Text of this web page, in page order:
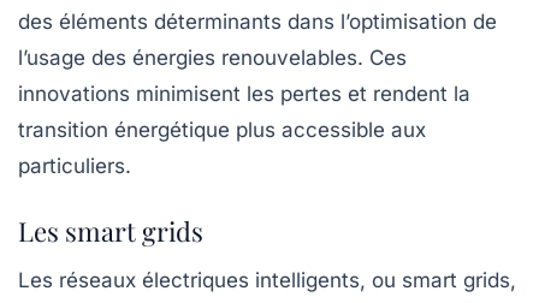
des éléments déterminants dans l’optimisation de
l’usage des énergies renouvelables. Ces
innovations minimisent les pertes et rendent la
transition énergétique plus accessible aux
particuliers.
Les smart grids
Les réseaux électriques intelligents, ou smart grids,